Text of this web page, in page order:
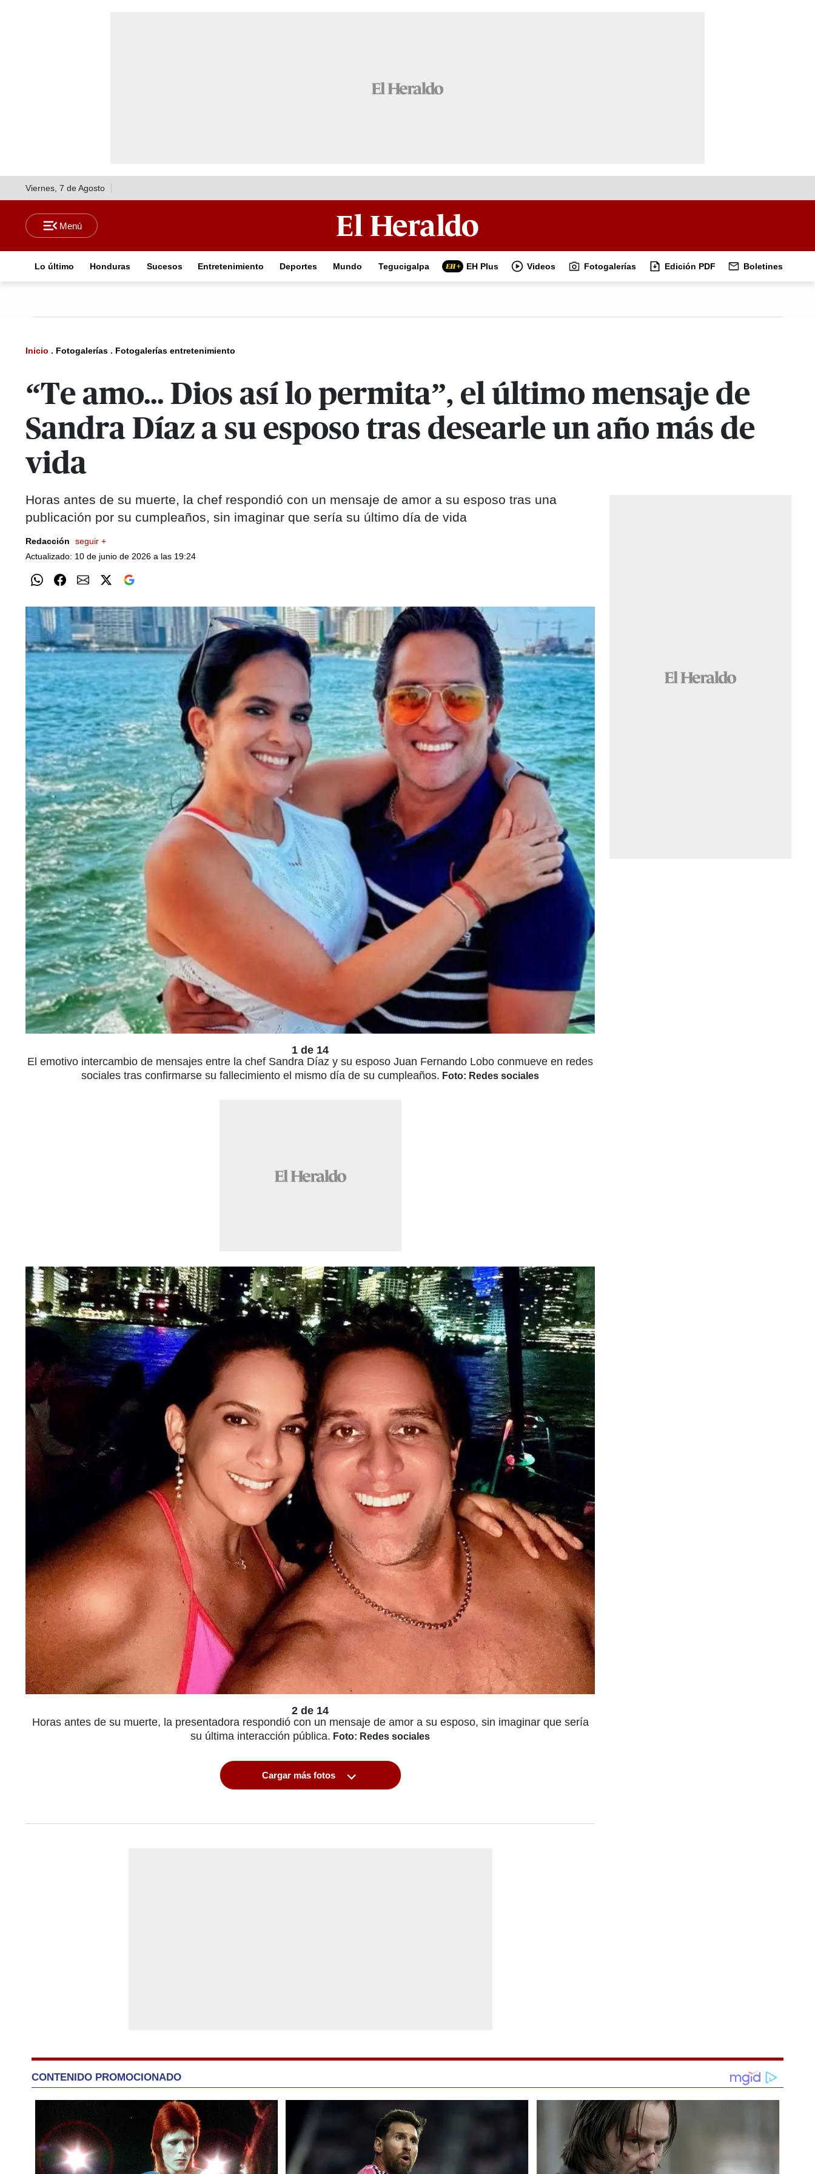
Viernes, 7 de Agosto
Lo último Honduras Sucesos Entretenimiento Deportes Mundo Tegucigalpa EH Plus Videos Fotogalerías Edición PDF Boletines
Inicio . Fotogalerías . Fotogalerías entretenimiento
“Te amo... Dios así lo permita”, el último mensaje de
Sandra Díaz a su esposo tras desearle un año más de
vida
Horas antes de su muerte, la chef respondió con un mensaje de amor a su esposo tras una
publicación por su cumpleaños, sin imaginar que sería su último día de vida
Redacción
seguir +
Actualizado: 10 de junio de 2026 a las 19:24
1 de 14
El emotivo intercambio de mensajes entre la chef Sandra Díaz y su esposo Juan Fernando Lobo conmueve en redes
sociales tras confirmarse su fallecimiento el mismo día de su cumpleaños. Foto: Redes sociales
2 de 14
Horas antes de su muerte, la presentadora respondió con un mensaje de amor a su esposo, sin imaginar que sería
su última interacción pública. Foto: Redes sociales
Cargar más fotos
CONTENIDO PROMOCIONADO